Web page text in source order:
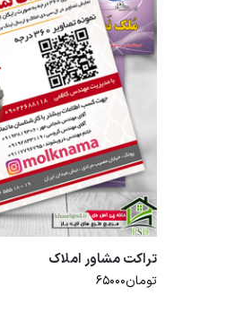
تراکت مشاور املاک
تومان۶۵۰۰۰